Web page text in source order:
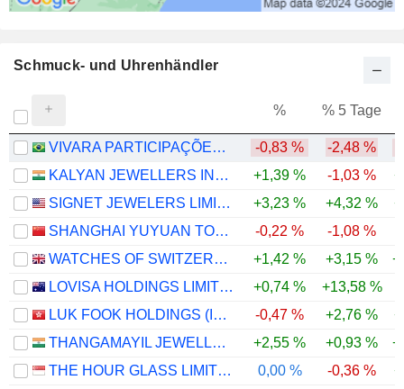
Schmuck- und Uhrenhändler
% % 5 Tage
VIVARA PARTICIPAÇÕES S.A. -0,83 % -2,48 %
KALYAN JEWELLERS INDIA LIMITED
+1,39 % -1,03 %
SIGNET JEWELERS LIMITED
+3,23 % +4,32 %
SHANGHAI YUYUAN TOURIST MART (GROUP) CO., LTD.
-0,22 % -1,08 %
WATCHES OF SWITZERLAND GROUP PLC
+1,42 % +3,15 %
LOVISA HOLDINGS LIMITED
+0,74 % +13,58 %
LUK FOOK HOLDINGS (INTERNATIONAL) LIMITED
-0,47 % +2,76 %
THANGAMAYIL JEWELLERY LIMITED
+2,55 % +0,93 %
THE HOUR GLASS LIMITED
0,00 % -0,36 %